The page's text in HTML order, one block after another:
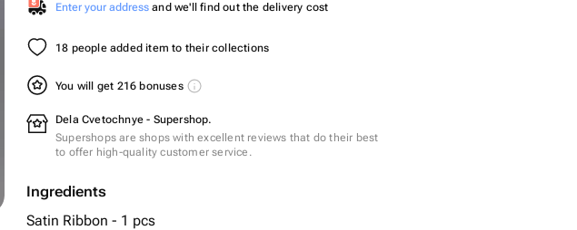
Enter your address and we'll find out the delivery cost
18 people added item to their collections
You will get 216 bonuses
Dela Cvetochnye - Supershop.
Supershops are shops with excellent reviews that do their best
to offer high-quality customer service.
Ingredients
Satin Ribbon - 1 pcs